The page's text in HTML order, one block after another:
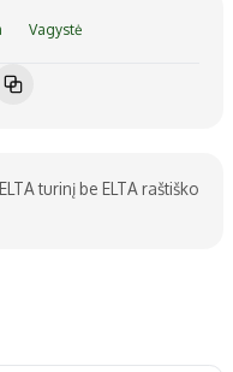
Vagystė
turinį be ELTA raštiško